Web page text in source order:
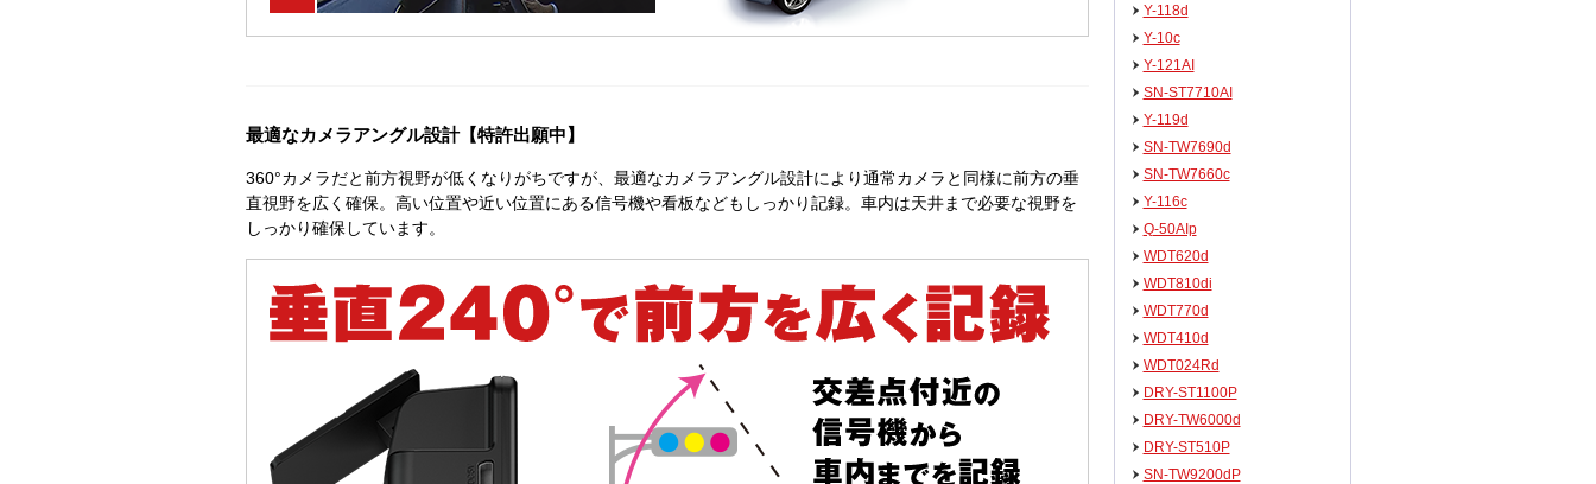
最適なカメラアングル設計【特許出願中】
360°カメラだと前方視野が低くなりがちですが、最適なカメラアングル設計により通常カメラと同様に前方の垂
直視野を広く確保。高い位置や近い位置にある信号機や看板などもしっかり記録。車内は天井まで必要な視野を
しっかり確保しています。
Y-118d
Y-10c
Y-121AI
SN-ST7710AI
Y-119d
SN-TW7690d
SN-TW7660c
Y-116c
Q-50AIp
WDT620d
WDT810di
WDT770d
WDT410d
WDT024Rd
DRY-ST1100P
DRY-TW6000d
DRY-ST510P
SN-TW9200dP